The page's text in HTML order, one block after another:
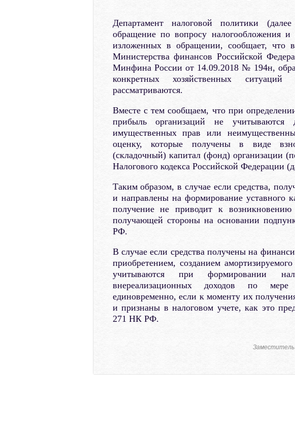
Департамент налоговой политики
обращение по вопросу налогообложения
изложенных в обращении, сообщает, что в
Министерства финансов Российской
Минфина России от 14.09.2018 № 194н,
конкретных хозяйственных
рассматриваются.
Вместе с тем сообщаем, что при
прибыль организаций не
имущественных прав или
оценку, которые получены в виде
(складочный) капитал (фонд) организации
Налогового кодекса Российской Федерации
Таким образом, в случае если средства,
и направлены на формирование уставного
получение не приводит к возникновению
получающей стороны на основании
РФ.
В случае если средства получены на
приобретением, созданием
учитываются при формировании
внереализационных доходов по
единовременно, если к моменту их
и признаны в налоговом учете, как это
271 НК РФ.